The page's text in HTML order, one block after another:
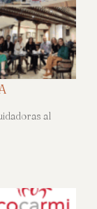
al